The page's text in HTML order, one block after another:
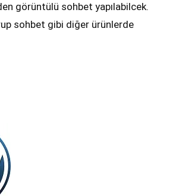
görüntülü sohbet yapılabilcek.
sohbet gibi diğer ürünlerde